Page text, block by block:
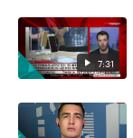
7:31